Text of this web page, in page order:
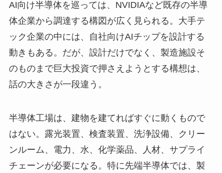
AI向け半導体を巡っては、NVIDIAなど既存の半導
体企業から調達する構図が広く見られる。大手テ
ック企業の中には、自社向けAIチップを設計する
動きもある。だが、設計だけでなく、製造施設そ
のものまで巨大投資で押さえようとする構想は、
話の大きさが一段違う。
半導体工場は、建物を建てればすぐに動くもので
はない。露光装置、検査装置、洗浄設備、クリー
ンルーム、電力、水、化学薬品、人材、サプライ
チェーンが必要になる。特に先端半導体では、製